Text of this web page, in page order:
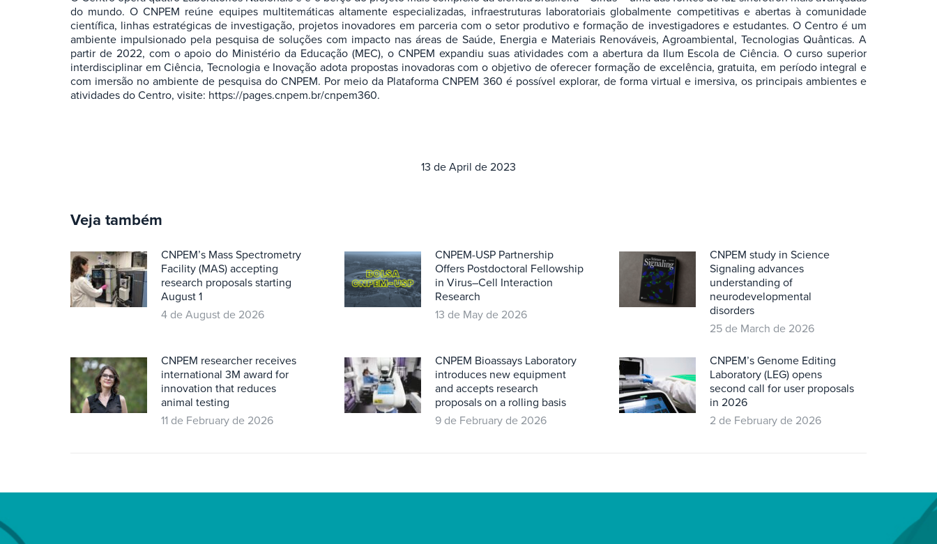
do mundo. O CNPEM reúne equipes multitemáticas altamente especializadas, infraestruturas laboratoriais globalmente competitivas e abertas à comunidade
científica, linhas estratégicas de investigação, projetos inovadores em parceria com o setor produtivo e formação de investigadores e estudantes. O Centro é um
ambiente impulsionado pela pesquisa de soluções com impacto nas áreas de Saúde, Energia e Materiais Renováveis, Agroambiental, Tecnologias Quânticas. A
partir de 2022, com o apoio do Ministério da Educação (MEC), o CNPEM expandiu suas atividades com a abertura da Ilum Escola de Ciência. O curso superior
interdisciplinar em Ciência, Tecnologia e Inovação adota propostas inovadoras com o objetivo de oferecer formação de excelência, gratuita, em período integral e
com imersão no ambiente de pesquisa do CNPEM. Por meio da Plataforma CNPEM 360 é possível explorar, de forma virtual e imersiva, os principais ambientes e
atividades do Centro, visite: https://pages.cnpem.br/cnpem360.
13 de April de 2023
Veja também
CNPEM’s Mass Spectrometry
Facility (MAS) accepting
research proposals starting
August 1
4 de August de 2026
CNPEM-USP Partnership
Offers Postdoctoral Fellowship
in Virus–Cell Interaction
Research
13 de May de 2026
CNPEM study in Science
Signaling advances
understanding of
neurodevelopmental
disorders
25 de March de 2026
CNPEM researcher receives
international 3M award for
innovation that reduces
animal testing
11 de February de 2026
CNPEM Bioassays Laboratory
introduces new equipment
and accepts research
proposals on a rolling basis
9 de February de 2026
CNPEM’s Genome Editing
Laboratory (LEG) opens
second call for user proposals
in 2026
2 de February de 2026